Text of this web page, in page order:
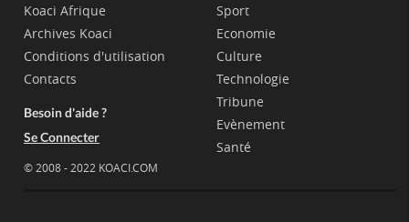
Koaci Afrique
Archives Koaci
Conditions d'utilisation
Contacts
Besoin d'aide ?
Se Connecter
© 2008 - 2022 KOACI.COM
Sport
Economie
Culture
Technologie
Tribune
Evènement
Santé